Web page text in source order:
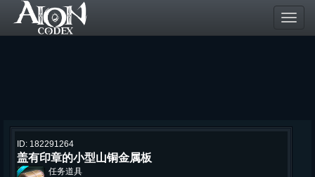
ID: 182291264
盖有印章的小型山铜金属板
任务道具